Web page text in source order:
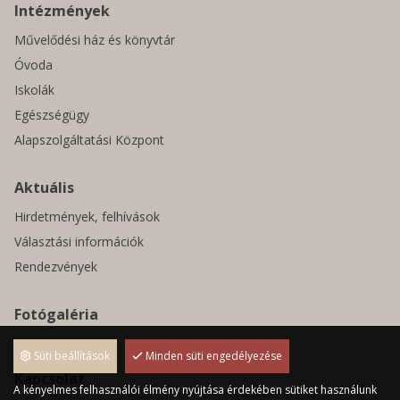
Intézmények
Művelődési ház és könyvtár
Óvoda
Iskolák
Egészségügy
Alapszolgáltatási Központ
Aktuális
Hirdetmények, felhívások
Választási információk
Rendezvények
Fotógaléria
Pályázatok
Kapcsolat
Süti beállítások Minden süti engedélyezése
A kényelmes felhasználói élmény nyújtása érdekében sütiket használunk